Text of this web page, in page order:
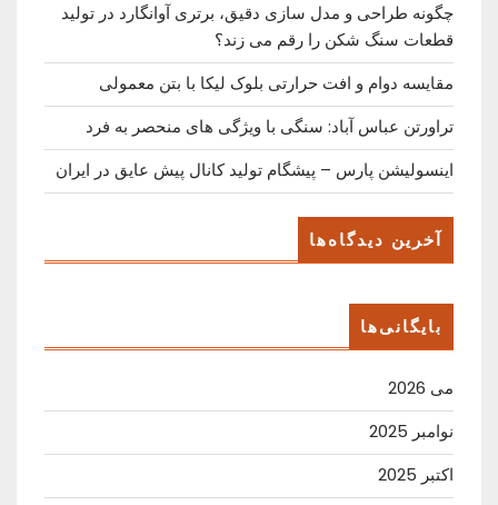
چگونه طراحی و مدل سازی دقیق، برتری آوانگارد در تولید
قطعات سنگ شکن را رقم می زند؟
مقایسه دوام و افت حرارتی بلوک لیکا با بتن معمولی
تراورتن عباس آباد: سنگی با ویژگی های منحصر به فرد
اینسولیشن پارس – پیشگام تولید کانال پیش عایق در ایران
آخرین دیدگاه‌ها
بایگانی‌ها
می 2026
نوامبر 2025
اکتبر 2025